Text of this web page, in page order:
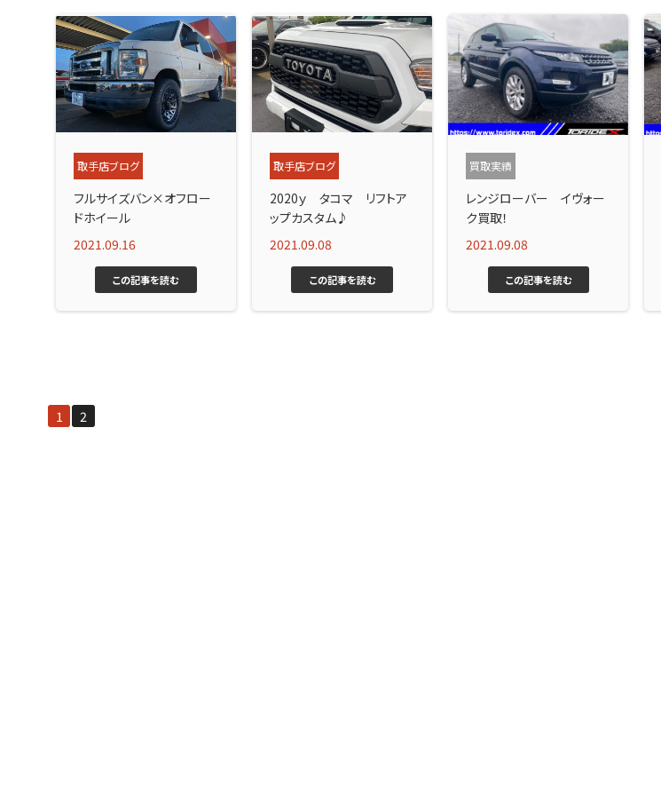
取手店ブログ
フルサイズバン×オフロー
ドホイール
2021.09.16
この記事を読む
取手店ブログ
2020ｙ タコマ リフトア
ップカスタム♪
2021.09.08
この記事を読む
買取実績
レンジローバー イヴォー
ク買取！
2021.09.08
この記事を読む
1 2